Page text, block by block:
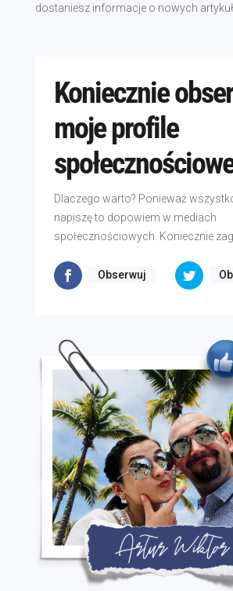
dostaniesz informacje o nowych
Koniecznie
moje profile
Dlaczego warto? Ponieważ
napiszę to dopowiem w mediach
społecznościowych. Koniecznie
Obserwuj